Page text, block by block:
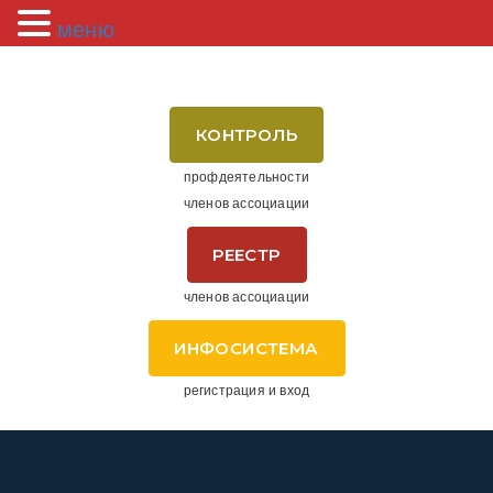
КОНТРОЛЬ
профдеятельности
членов ассоциации
РЕЕСТР
членов ассоциации
ИНФОСИСТЕМА
регистрация и вход
меню